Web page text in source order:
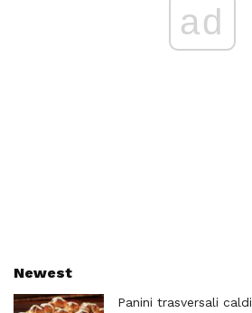
ad
Newest
Panini trasversali